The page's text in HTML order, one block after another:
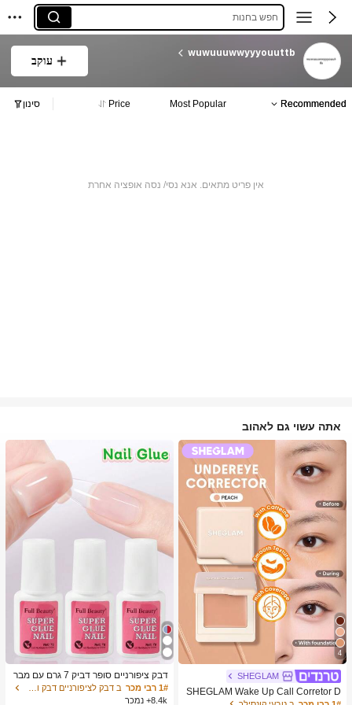
חפש בחנות
wuwuuuwwyyyouuttb
עוקב
Recommended
Most Popular
Price סינון
אין פריט מתאים. אנא נסי/ נסה אופציה אחרת
אתה עשוי גם לאהוב
4
SHEGLAM
SHEGLAM Wake Up Call Corretor D
דבק ציפורניים סופר דביק 7 גרם עם מבר
שת, דבק ג'ל מהיר ייבוש, מתאים לציפורנ
יים מלאכותיות, ציפורני אקריל, ציפורני ה
1# רבי מכר
8.4k+ נמכר